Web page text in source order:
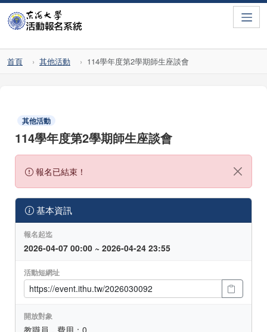
首頁 其他活動 114學年度第2學期師生座談會
其他活動
114學年度第2學期師生座談會
報名已結束！
基本資訊
報名起迄
2026-04-07 00:00 ~ 2026-04-24 23:55
活動短網址
開放對象
教職員，費用：0